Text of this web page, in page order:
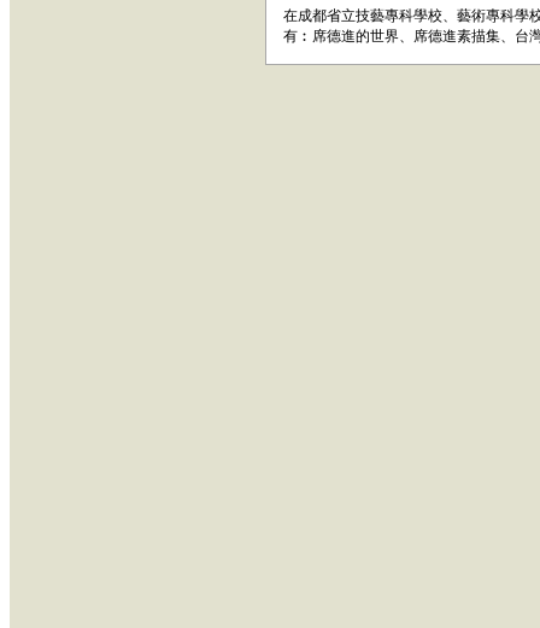
在成都省立技藝專科學校、藝術專科學
有︰席德進的世界、席德進素描集、台